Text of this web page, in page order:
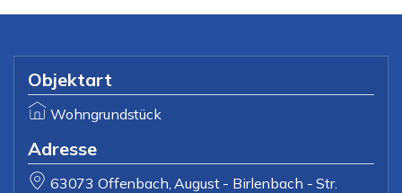
Objektart
Wohngrundstück
Adresse
63073 Offenbach, August - Birlenbach - Str.